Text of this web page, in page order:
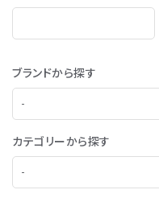
ブランドから探す
カテゴリーから探す